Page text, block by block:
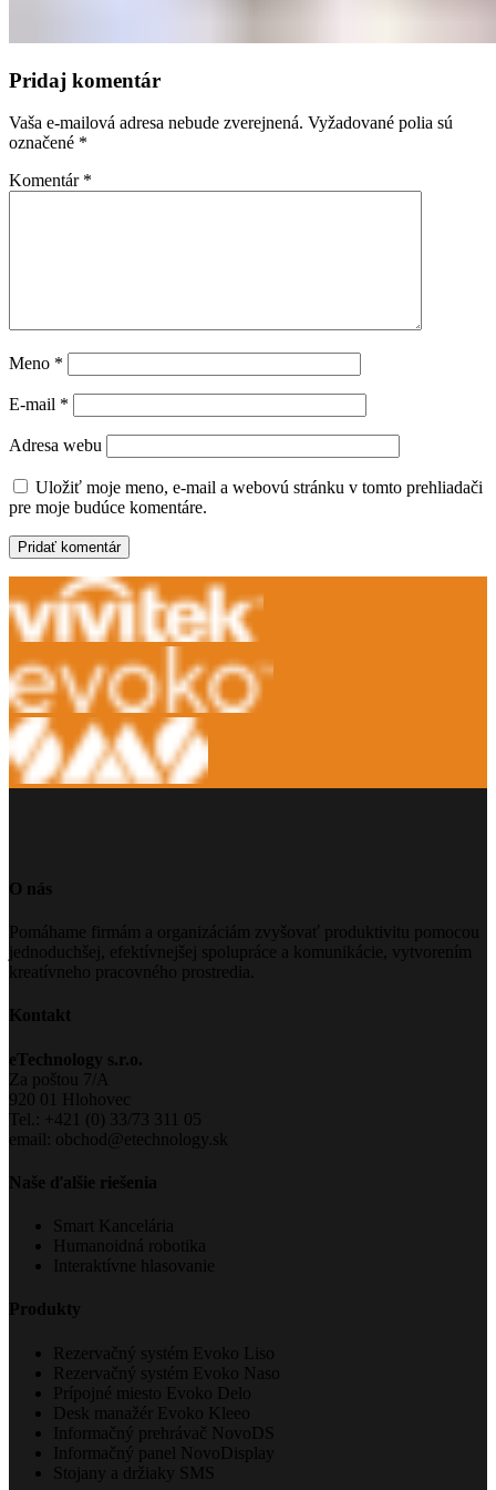
Pridaj komentár
Vaša e-mailová adresa nebude zverejnená. Vyžadované polia sú
označené *
Komentár *
Meno *
E-mail *
Adresa webu
Uložiť moje meno, e-mail a webovú stránku v tomto prehliadači
pre moje budúce komentáre.
O nás
Pomáhame firmám a organizáciám zvyšovať produktivitu pomocou
jednoduchšej, efektívnejšej spolupráce a komunikácie, vytvorením
kreatívneho pracovného prostredia.
Kontakt
eTechnology s.r.o.
Za poštou 7/A
920 01 Hlohovec
Tel.: +421 (0) 33/73 311 05
email: obchod@etechnology.sk
Naše ďalšie riešenia
Smart Kancelária
Humanoidná robotika
Interaktívne hlasovanie
Produkty
Rezervačný systém Evoko Liso
Rezervačný systém Evoko Naso
Prípojné miesto Evoko Delo
Desk manažér Evoko Kleeo
Informačný prehrávač NovoDS
Informačný panel NovoDisplay
Stojany a držiaky SMS